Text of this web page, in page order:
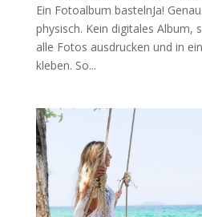
Ein Fotoalbum bastelnJa!
physisch. Kein digitales Album,
alle Fotos ausdrucken und in
kleben. So...